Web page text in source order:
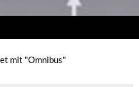
mit "Omnibus"